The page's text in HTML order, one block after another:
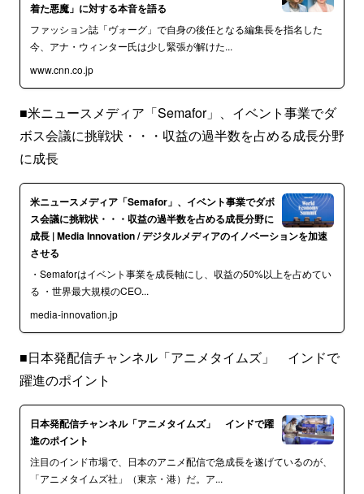
着た悪魔」に対する本音を語る
ファッション誌「ヴォーグ」で自身の後任となる編集長を指名した
今、アナ・ウィンター氏は少し緊張が解けた...
www.cnn.co.jp
■米ニュースメディア「Semafor」、イベント事業でダ
ボス会議に挑戦状・・・収益の過半数を占める成長分野
に成長
米ニュースメディア「Semafor」、イベント事業でダボ
ス会議に挑戦状・・・収益の過半数を占める成長分野に
成長 | Media Innovation / デジタルメディアのイノベーションを加速
させる
・Semaforはイベント事業を成長軸にし、収益の50%以上を占めてい
る ・世界最大規模のCEO...
media-innovation.jp
■日本発配信チャンネル「アニメタイムズ」 インドで
躍進のポイント
日本発配信チャンネル「アニメタイムズ」 インドで躍
進のポイント
注目のインド市場で、日本のアニメ配信で急成長を遂げているのが、
「アニメタイムズ社」（東京・港）だ。ア...